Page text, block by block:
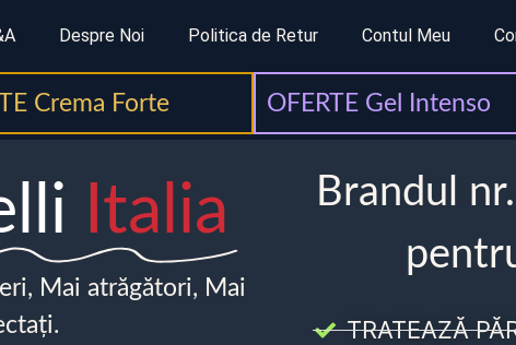
Despre Noi Politica de Retur Contul Meu
Crema Forte OFERTE Gel Intenso
Italia
Mai atrăgători, Mai
Brandul
TRATEAZĂ